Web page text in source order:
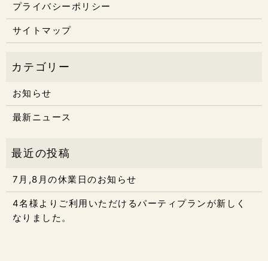
プライバシーポリシー
サイトマップ
お知らせ
最新ニュース
7月,8月の休業日のお知らせ
4名様よりご利用いただけるパーティプランが新しく
なりました。